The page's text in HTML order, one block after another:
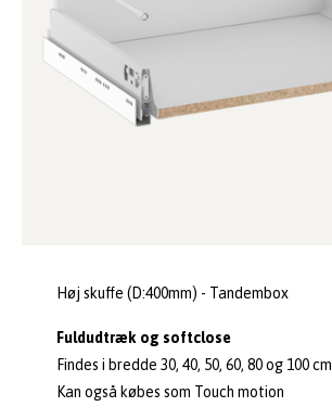
Høj skuffe (D:400mm) - Tandembox
Fuldudtræk og softclose
Findes i bredde 30, 40, 50, 60, 80 og 100 cm.
Kan også købes som Touch motion